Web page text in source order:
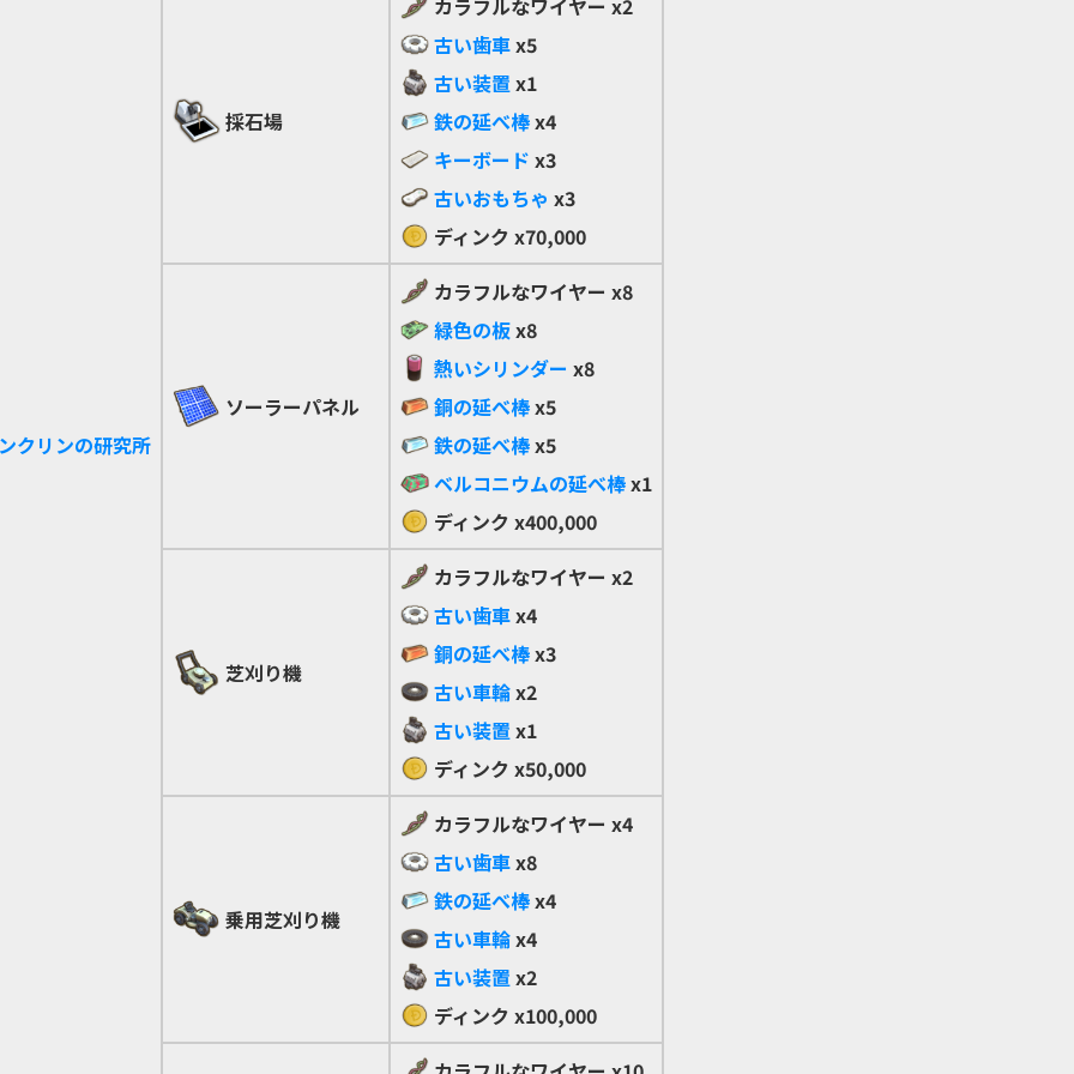
クリンの研究所
採石場
カラフルなワイヤー x2
古い歯車x5
古い装置x1
鉄の延べ棒x4
キーボード x3
古いおもちゃ x3
ディンク x70,000
ソーラーパネル
カラフルなワイヤー x8
緑色の板x8
熱いシリンダー x8
銅の延べ棒x5
鉄の延べ棒x5
ベルコニウムの延べ棒x1
ディンク x400,000
芝刈り機
カラフルなワイヤー x2
古い歯車x4
銅の延べ棒x3
古い車輪x2
古い装置x1
ディンク x50,000
乗用芝刈り機
カラフルなワイヤー x4
古い歯車x8
鉄の延べ棒x4
古い車輪x4
古い装置x2
ディンク x100,000